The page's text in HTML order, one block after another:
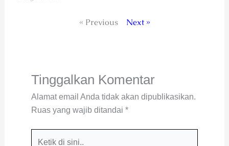
« Previous Next »
Tinggalkan Komentar
Alamat email Anda tidak akan dipublikasikan.
Ruas yang wajib ditandai *